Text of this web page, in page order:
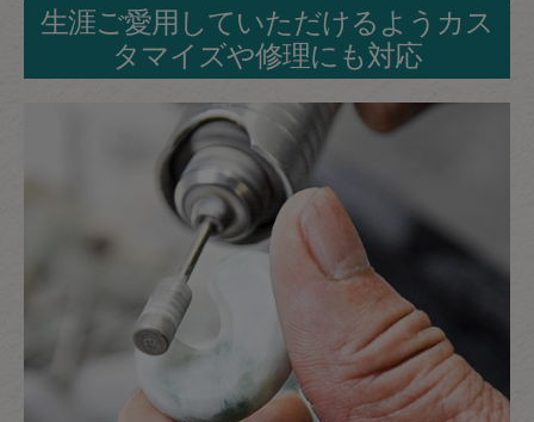
生涯ご愛用していただけるようカス
タマイズや修理にも対応